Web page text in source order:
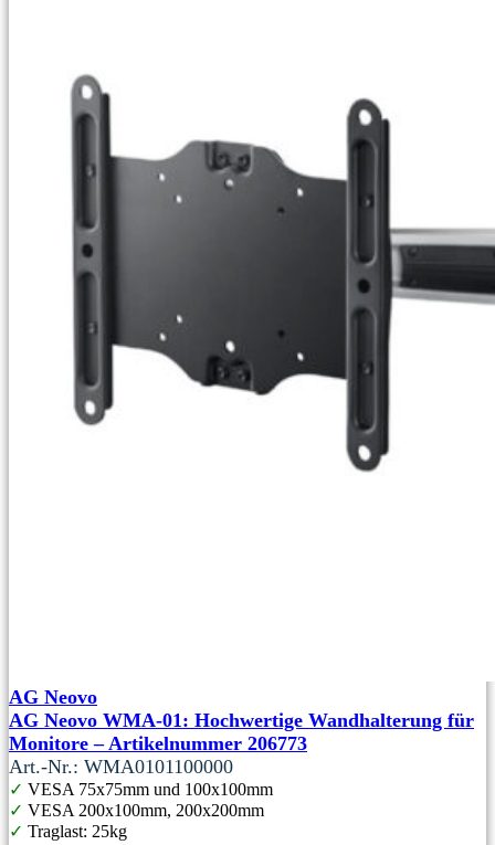
AG Neovo
AG Neovo WMA-01: Hochwertige Wandhalterung für
Monitore – Artikelnummer 206773
Art.-Nr.: WMA0101100000
✓ VESA 75x75mm und 100x100mm
✓ VESA 200x100mm, 200x200mm
✓ Traglast: 25kg